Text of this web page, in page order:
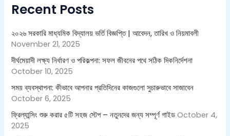
f
r
:
Recent Posts
২০২৬ সরকারি মাধ্যমিক বিদ্যালয় ভর্তি বিজ্ঞপ্তি | আবেদন, তারিখ ও নিয়মাবলী
November 21, 2025
দীর্ঘমেয়াদী লক্ষ্য নির্ধারণ ও পরিকল্পনা: সফল জীবনের পথে সঠিক দিকনির্দেশনা
October 10, 2025
সময় ব্যবস্থাপনা: কীভাবে আপনার প্রতিদিনের কাজগুলো সুচারুভাবে সাজাবেন
October 6, 2025
ফ্রিল্যান্সিং শুরু করার ৫টি সহজ স্টেপ – নতুনদের জন্য সম্পূর্ণ গাইড October 4,
2025